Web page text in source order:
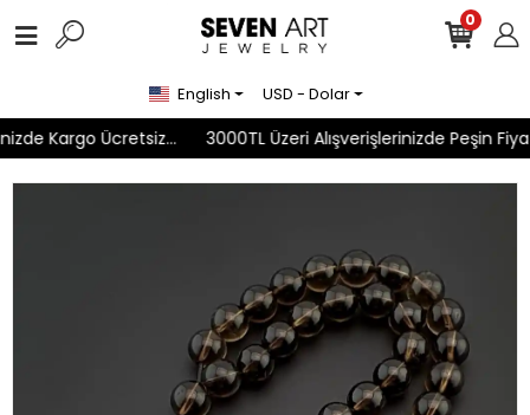
Kargo Ücretsiz... 3000TL Üzeri Alışverişlerinizde Peşin
0
English USD - Dolar